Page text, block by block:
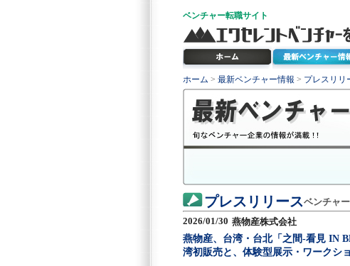
ベンチャー転職サイト
ホーム > 最新ベンチャー情報 > プレスリリ
プレスリリースベンチャ
2026/01/30 燕物産株式会社
燕物産、台湾・台北「之間-看見 IN
湾初販売と、体験型展示・ワークシ